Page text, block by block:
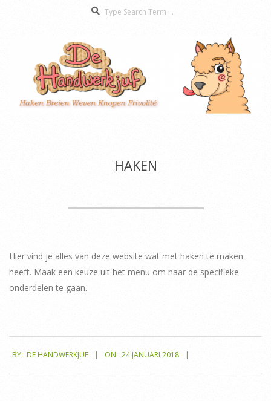
De
HAKEN
Hier vind je alles van deze website wat met haken te maken
heeft. Maak een keuze uit het menu om naar de specifieke
onderdelen te gaan.
01-
24
BY: DE HANDWERKJUF ON: 24 JANUARI 2018